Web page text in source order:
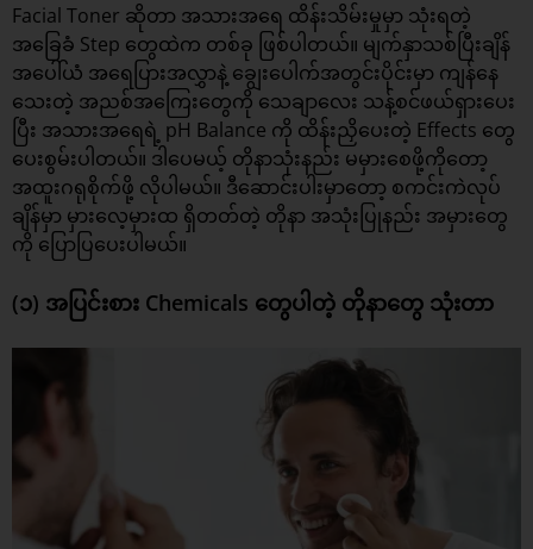
Facial Toner ဆိုတာ အသားအရေ ထိန်းသိမ်းမှုမှာ သုံးရတဲ့
အခြေခံ Step တွေထဲက တစ်ခု ဖြစ်ပါတယ်။ မျက်နှာသစ်ပြီးချိန်
အပေါ်ယံ အရေပြားအလွှာနဲ့ ချွေးပေါက်အတွင်းပိုင်းမှာ ကျန်နေ
သေးတဲ့ အညစ်အကြေးတွေကို သေချာလေး သန့်စင်ဖယ်ရှားပေး
ပြီး အသားအရေရဲ့ pH Balance ကို ထိန်းညှိပေးတဲ့ Effects တွေ
ပေးစွမ်းပါတယ်။ ဒါပေမယ့် တိုနာသုံးနည်း မမှားစေဖို့ကိုတော့
အထူးဂရုစိုက်ဖို့ လိုပါမယ်။ ဒီဆောင်းပါးမှာတော့ စကင်းကဲလုပ်
ချိန်မှာ မှားလေ့မှားထ ရှိတတ်တဲ့ တိုနာ အသုံးပြုနည်း အမှားတွေ
ကို ပြောပြပေးပါမယ်။
(၁) အပြင်းစား Chemicals တွေပါတဲ့ တိုနာတွေ သုံးတာ